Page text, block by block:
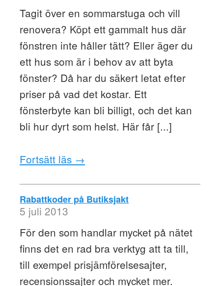
Tagit över en sommarstuga och vill
renovera? Köpt ett gammalt hus där
fönstren inte håller tätt? Eller äger du
ett hus som är i behov av att byta
fönster? Då har du säkert letat efter
priser på vad det kostar. Ett
fönsterbyte kan bli billigt, och det kan
bli hur dyrt som helst. Här får [...]
Fortsätt läs →
Rabattkoder på Butiksjakt
5 juli 2013
För den som handlar mycket på nätet
finns det en rad bra verktyg att ta till,
till exempel prisjämförelsesajter,
recensionssajter och mycket mer.